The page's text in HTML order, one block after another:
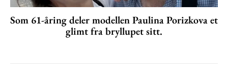
Som 61-åring deler modellen Paulina Porizkova et
glimt fra bryllupet sitt.